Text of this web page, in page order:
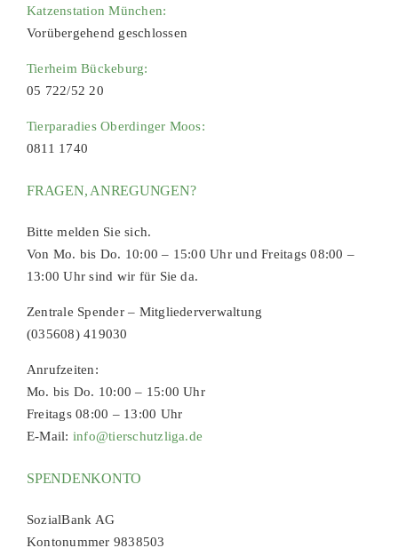
Katzenstation München:
Vorübergehend geschlossen
Tierheim Bückeburg:
05 722/52 20
Tierparadies Oberdinger Moos:
0811 1740
FRAGEN, ANREGUNGEN?
Bitte melden Sie sich.
Von Mo. bis Do. 10:00 – 15:00 Uhr und Freitags 08:00 –
13:00 Uhr sind wir für Sie da.
Zentrale Spender – Mitgliederverwaltung
(035608) 419030
Anrufzeiten:
Mo. bis Do. 10:00 – 15:00 Uhr
Freitags 08:00 – 13:00 Uhr
E-Mail: info@tierschutzliga.de
SPENDENKONTO
SozialBank AG
Kontonummer 9838503